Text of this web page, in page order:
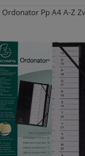
Ordonator Pp A4 A-Z